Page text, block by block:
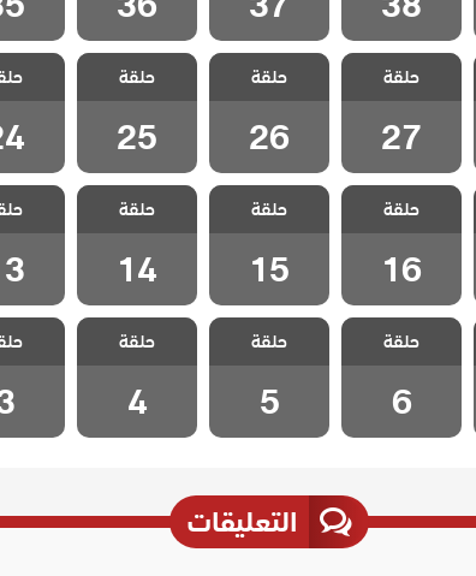
مسلسل تهويدة
البلقان الحلقة
27
حلقة
27
مسلسل تهويدة
البلقان الحلقة
26
حلقة
26
مسلسل تهويدة
البلقان الحلقة
25
حلقة
25
مسلسل
مسلسل تهويدة
البلقان الحلقة
16
حلقة
16
مسلسل تهويدة
البلقان الحلقة
15
حلقة
15
مسلسل تهويدة
البلقان الحلقة
14
حلقة
14
مسلسل
مسلسل تهويدة
البلقان الحلقة 6
حلقة
6
مسلسل تهويدة
البلقان الحلقة 5
حلقة
5
مسلسل تهويدة
البلقان الحلقة 4
حلقة
4
مسلسل
البلقان
التعليقات